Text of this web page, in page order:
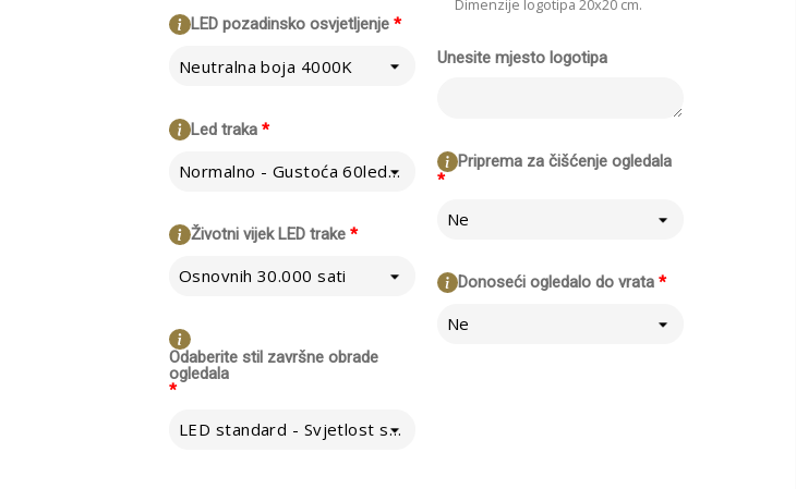
*
LED pozadinsko osvjetljenje
Neutralna boja 4000K
*
Led traka
Normalno - Gustoća 60led/m
*
Životni vijek LED trake
Osnovnih 30.000 sati
*
Odaberite stil završne obrade
ogledala
LED standard - Svjetlost se širi na zid iza ogledala
Dimenzije logotipa 20x20 cm.
Unesite mjesto logotipa
*
Priprema za čišćenje ogledala
Ne
*
Donoseći ogledalo do vrata
Ne